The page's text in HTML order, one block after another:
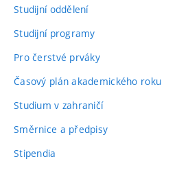
Studijní oddělení
Studijní programy
Pro čerstvé prváky
Časový plán akademického roku
Studium v zahraničí
Směrnice a předpisy
Stipendia